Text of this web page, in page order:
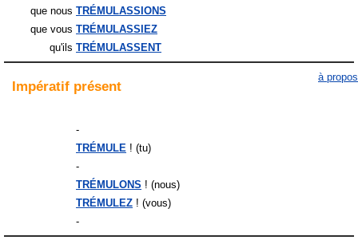
que nous TRÉMULASSIONS
que vous TRÉMULASSIEZ
qu'ils TRÉMULASSENT
Impératif présent
à propos
-
TRÉMULE ! (tu)
-
TRÉMULONS ! (nous)
TRÉMULEZ ! (vous)
-